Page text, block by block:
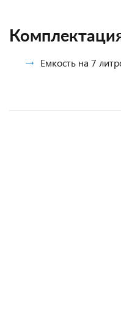
Емкость на 7
Шкаф морозильный